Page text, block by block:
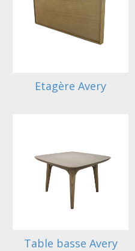
Etagère Avery
Table basse Avery